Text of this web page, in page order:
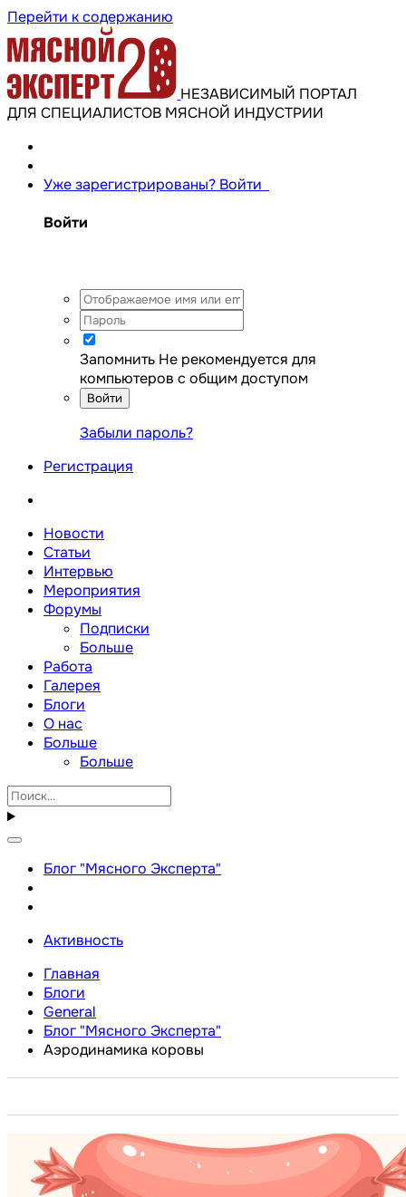
Перейти к содержанию
НЕЗАВИСИМЫЙ ПОРТАЛ
ДЛЯ СПЕЦИАЛИСТОВ МЯСНОЙ ИНДУСТРИИ
Уже зарегистрированы? Войти
Войти
Запомнить Не рекомендуется для
компьютеров с общим доступом
Войти
Забыли пароль?
Регистрация
Новости
Статьи
Интервью
Мероприятия
Форумы
Подписки
Больше
Работа
Галерея
Блоги
О нас
Больше
Больше
Блог "Мясного Эксперта"
Активность
Главная
Блоги
General
Блог "Мясного Эксперта"
Аэродинамика коровы